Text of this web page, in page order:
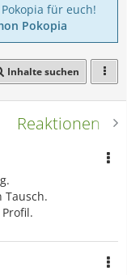
für euch!
Pokopia
Inhalte suchen
Reaktionen
Tausch.